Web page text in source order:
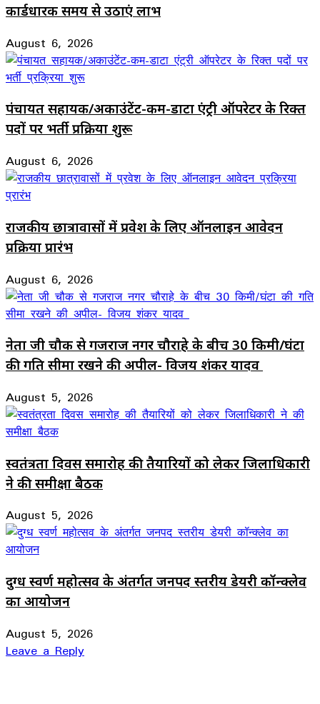
कार्डधारक समय से उठाएं लाभ
August 6, 2026
पंचायत सहायक/अकाउंटेंट-कम-डाटा एंट्री ऑपरेटर के रिक्त
पदों पर भर्ती प्रक्रिया शुरू
August 6, 2026
राजकीय छात्रावासों में प्रवेश के लिए ऑनलाइन आवेदन
प्रक्रिया प्रारंभ
August 6, 2026
नेता जी चौक से गजराज नगर चौराहे के बीच 30 किमी/घंटा
की गति सीमा रखने की अपील- विजय शंकर यादव
August 5, 2026
स्वतंत्रता दिवस समारोह की तैयारियों को लेकर जिलाधिकारी
ने की समीक्षा बैठक
August 5, 2026
दुग्ध स्वर्ण महोत्सव के अंतर्गत जनपद स्तरीय डेयरी कॉन्क्लेव
का आयोजन
August 5, 2026
Leave a Reply